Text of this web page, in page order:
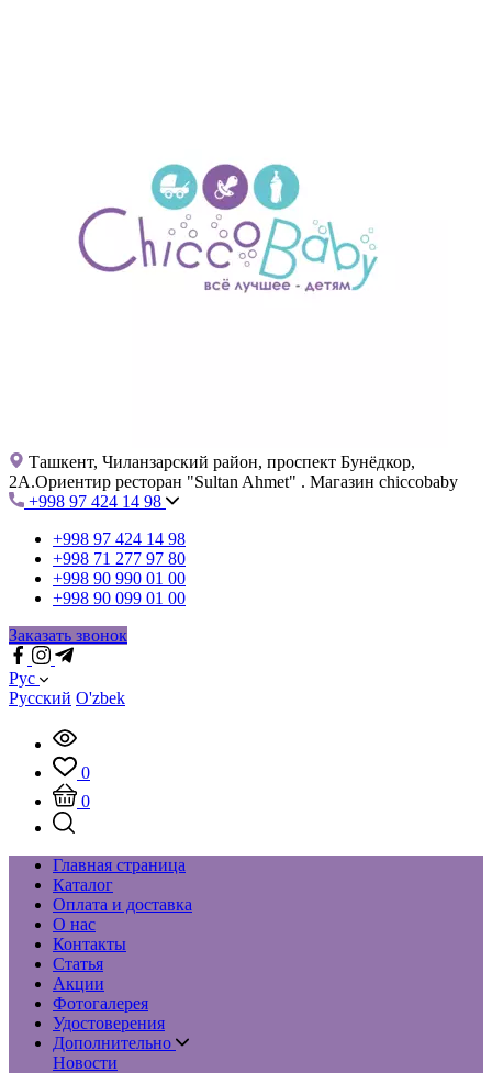
Ташкент, Чиланзарский район, проспект Бунёдкор,
2А.Ориентир ресторан "Sultan Ahmet" . Магазин chiccobaby
+998 97 424 14 98
+998 97 424 14 98
+998 71 277 97 80
+998 90 990 01 00
+998 90 099 01 00
Заказать звонок
Рус
Русский O'zbek
0
0
Главная страница
Каталог
Оплата и доставка
О нас
Контакты
Статья
Акции
Фотогалерея
Удостоверения
Дополнительно
Новости